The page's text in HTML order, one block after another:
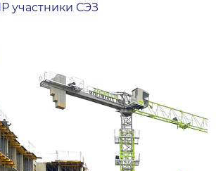
участники СЭЗ